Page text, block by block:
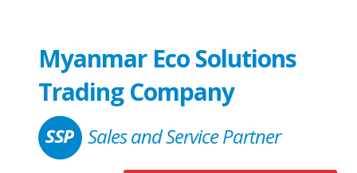
Myanmar Eco Solutions
Trading Company
Sales and Service Partner